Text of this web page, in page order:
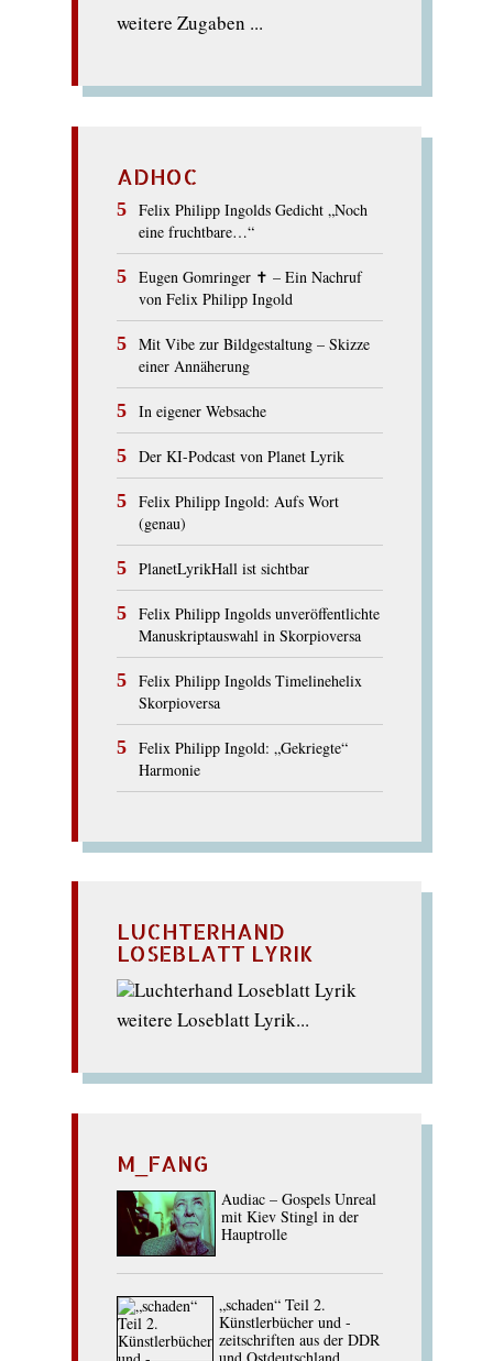
weitere Zugaben ...
ADHOC
Felix Philipp Ingolds Gedicht „Noch
eine fruchtbare…“
Eugen Gomringer ✝︎ – Ein Nachruf
von Felix Philipp Ingold
Mit Vibe zur Bildgestaltung – Skizze
einer Annäherung
In eigener Websache
Der KI-Podcast von Planet Lyrik
Felix Philipp Ingold: Aufs Wort
(genau)
PlanetLyrikHall ist sichtbar
Felix Philipp Ingolds unveröffentlichte
Manuskriptauswahl in Skorpioversa
Felix Philipp Ingolds Timelinehelix
Skorpioversa
Felix Philipp Ingold: „Gekriegte“
Harmonie
LUCHTERHAND
LOSEBLATT LYRIK
weitere Loseblatt Lyrik...
M_FANG
Audiac – Gospels Unreal
mit Kiev Stingl in der
Hauptrolle
„schaden“ Teil 2.
Künstlerbücher und -
zeitschriften aus der DDR